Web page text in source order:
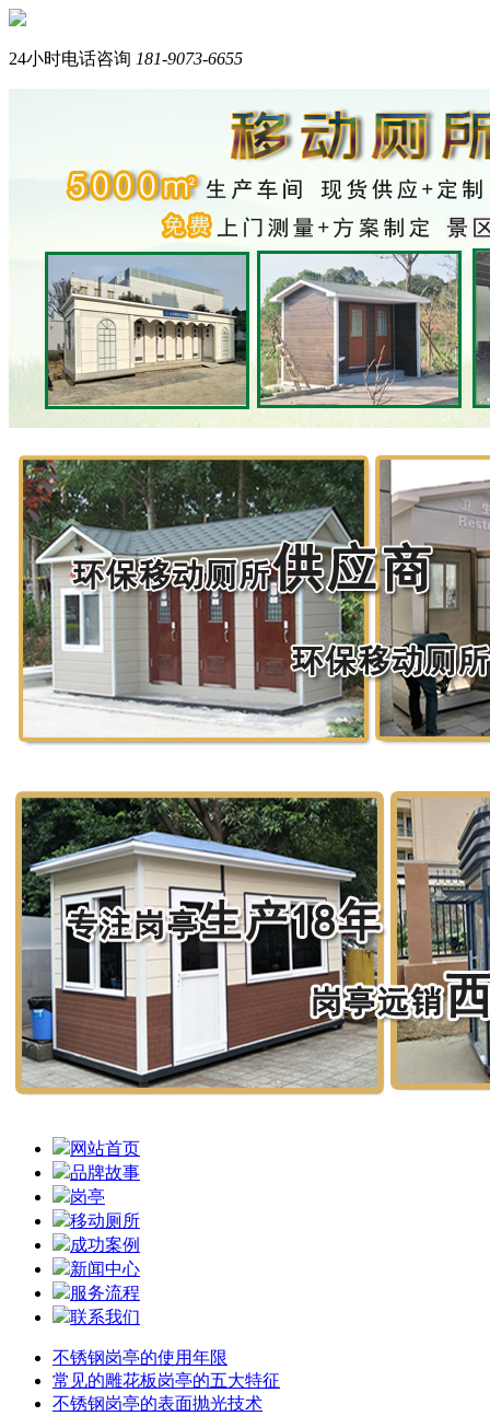
24小时电话咨询 181-9073-6655
网站首页
品牌故事
岗亭
移动厕所
成功案例
新闻中心
服务流程
联系我们
不锈钢岗亭的使用年限
常见的雕花板岗亭的五大特征
不锈钢岗亭的表面抛光技术
我是在线产品顾问，请问您需要什么产品？